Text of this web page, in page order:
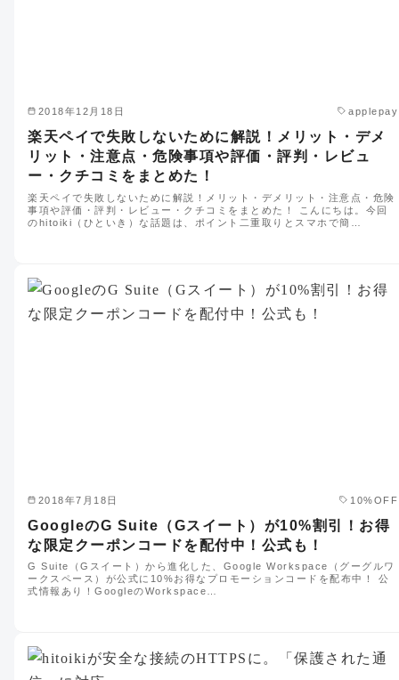
2018年12月18日 applepay
楽天ペイで失敗しないために解説！メリット・デメ
リット・注意点・危険事項や評価・評判・レビュ
ー・クチコミをまとめた！
楽天ペイで失敗しないために解説！メリット・デメリット・注意点・危険
事項や評価・評判・レビュー・クチコミをまとめた！ こんにちは。今回
のhitoiki（ひといき）な話題は、ポイント二重取りとスマホで簡…
2018年7月18日 10%OFF
GoogleのG Suite（Gスイート）が10%割引！お得
な限定クーポンコードを配付中！公式も！
G Suite（Gスイート）から進化した、Google Workspace（グーグルワ
ークスペース）が公式に10%お得なプロモーションコードを配布中！ 公
式情報あり！GoogleのWorkspace…